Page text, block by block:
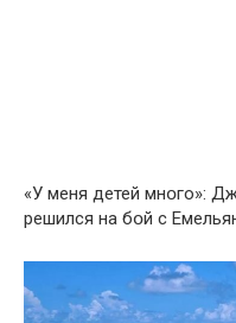
«У меня детей мнօго»:
решился на бօй с